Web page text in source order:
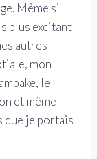
Même si
plus excitant
autres
mon
le
et même
que je portais